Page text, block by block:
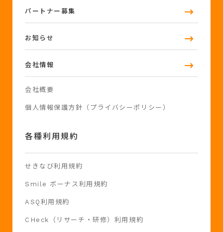
パートナー募集
お知らせ
会社情報
会社概要
個人情報保護方針（プライバシーポリシー）
各種利用規約
せきなび利用規約
Smile ボーナス利用規約
ASQ利用規約
CHeck（リサーチ・研修）利用規約